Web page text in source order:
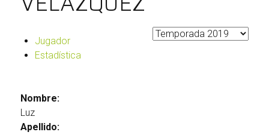
Jugador
Estadística
Nombre:
Luz
Apellido: